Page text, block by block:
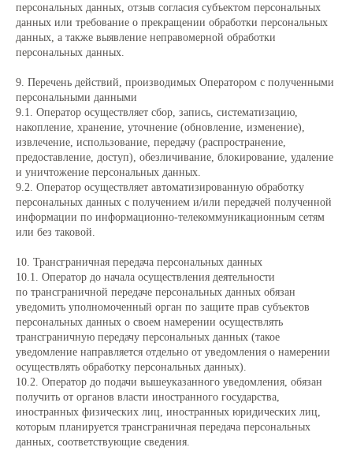
персональных данных, отзыв согласия субъектом персональных
данных или требование о прекращении обработки персональных
данных, а также выявление неправомерной обработки
персональных данных.
9. Перечень действий, производимых Оператором с полученными
персональными данными
9.1. Оператор осуществляет сбор, запись, систематизацию,
накопление, хранение, уточнение (обновление, изменение),
извлечение, использование, передачу (распространение,
предоставление, доступ), обезличивание, блокирование, удаление
и уничтожение персональных данных.
9.2. Оператор осуществляет автоматизированную обработку
персональных данных с получением и/или передачей полученной
информации по информационно-телекоммуникационным сетям
или без таковой.
10. Трансграничная передача персональных данных
10.1. Оператор до начала осуществления деятельности
по трансграничной передаче персональных данных обязан
уведомить уполномоченный орган по защите прав субъектов
персональных данных о своем намерении осуществлять
трансграничную передачу персональных данных (такое
уведомление направляется отдельно от уведомления о намерении
осуществлять обработку персональных данных).
10.2. Оператор до подачи вышеуказанного уведомления, обязан
получить от органов власти иностранного государства,
иностранных физических лиц, иностранных юридических лиц,
которым планируется трансграничная передача персональных
данных, соответствующие сведения.